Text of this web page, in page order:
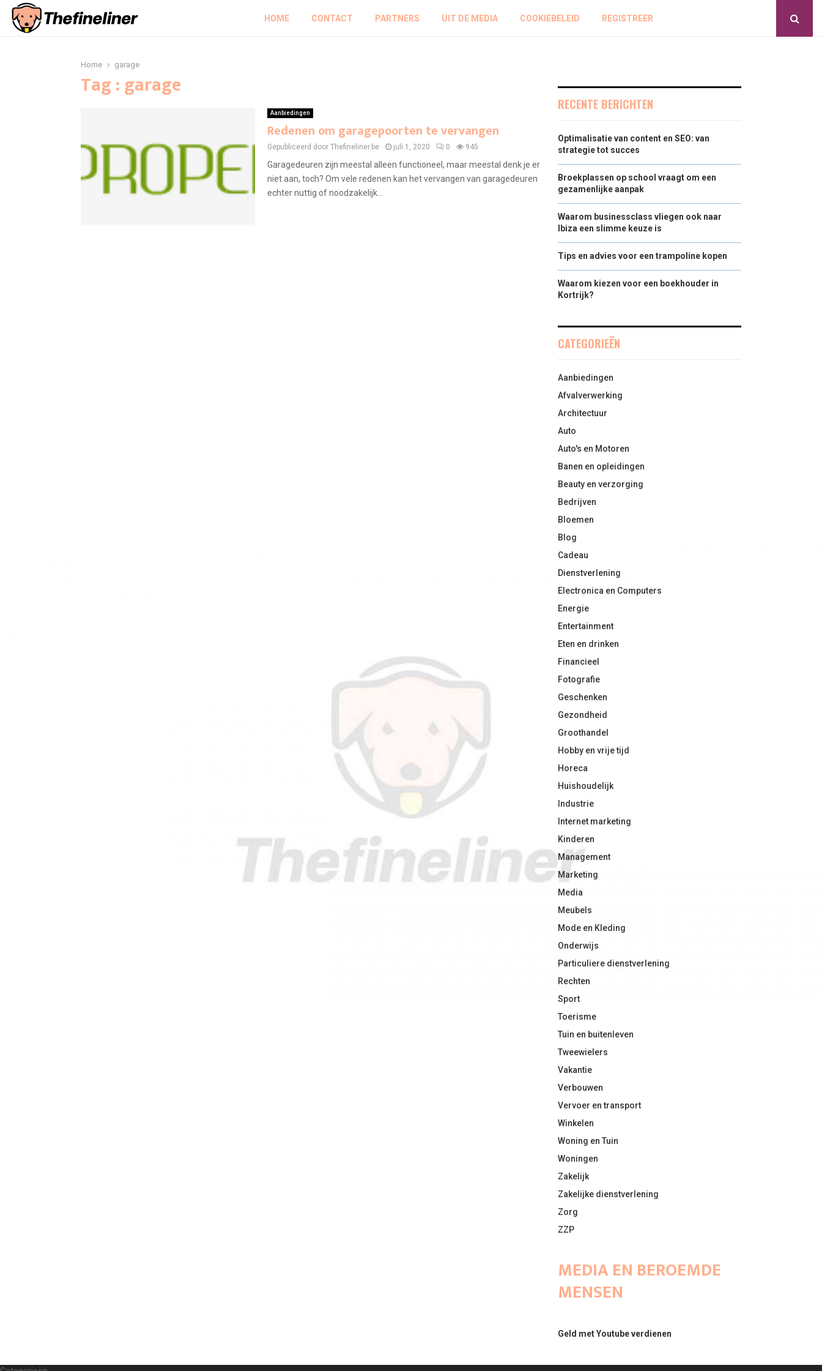
HOME CONTACT PARTNERS UIT DE MEDIA COOKIEBELEID REGISTREER
Home garage
Tag : garage
Aanbiedingen
Redenen om garagepoorten te vervangen
Gepubliceerd door Thefineliner.be juli 1, 2020 0 945
Garagedeuren zijn meestal alleen functioneel, maar meestal denk je er
niet aan, toch? Om vele redenen kan het vervangen van garagedeuren
echter nuttig of noodzakelijk...
RECENTE BERICHTEN
Optimalisatie van content en SEO: van
strategie tot succes
Broekplassen op school vraagt om een
gezamenlijke aanpak
Waarom businessclass vliegen ook naar
Ibiza een slimme keuze is
Tips en advies voor een trampoline kopen
Waarom kiezen voor een boekhouder in
Kortrijk?
CATEGORIEËN
Aanbiedingen
Afvalverwerking
Architectuur
Auto
Auto's en Motoren
Banen en opleidingen
Beauty en verzorging
Bedrijven
Bloemen
Blog
Cadeau
Dienstverlening
Electronica en Computers
Energie
Entertainment
Eten en drinken
Financieel
Fotografie
Geschenken
Gezondheid
Groothandel
Hobby en vrije tijd
Horeca
Huishoudelijk
Industrie
Internet marketing
Kinderen
Management
Marketing
Media
Meubels
Mode en Kleding
Onderwijs
Particuliere dienstverlening
Rechten
Sport
Toerisme
Tuin en buitenleven
Tweewielers
Vakantie
Verbouwen
Vervoer en transport
Winkelen
Woning en Tuin
Woningen
Zakelijk
Zakelijke dienstverlening
Zorg
ZZP
MEDIA EN BEROEMDE
MENSEN
Geld met Youtube verdienen